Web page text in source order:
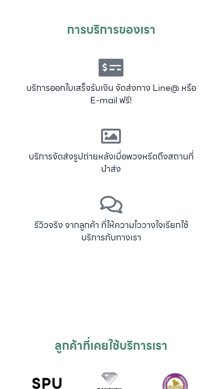
การบริการของเรา
บริการออกใบเสร็จรับเงิน จัดส่งทาง Line@ หรือ
E-mail ฟรี!
บริการจัดส่งรูปถ่ายหลังเมื่อพวงหรีดถึงสถานที่
นำส่ง
รีวิวจริง จากลูกค้า ที่ให้ความไววางใจเรียกใช้
บริการกับทางเรา
ลูกค้าที่เคยใช้บริการเรา